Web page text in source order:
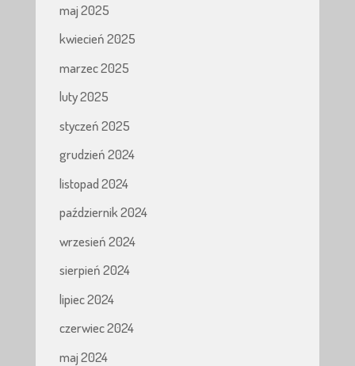
maj 2025
kwiecień 2025
marzec 2025
luty 2025
styczeń 2025
grudzień 2024
listopad 2024
październik 2024
wrzesień 2024
sierpień 2024
lipiec 2024
czerwiec 2024
maj 2024